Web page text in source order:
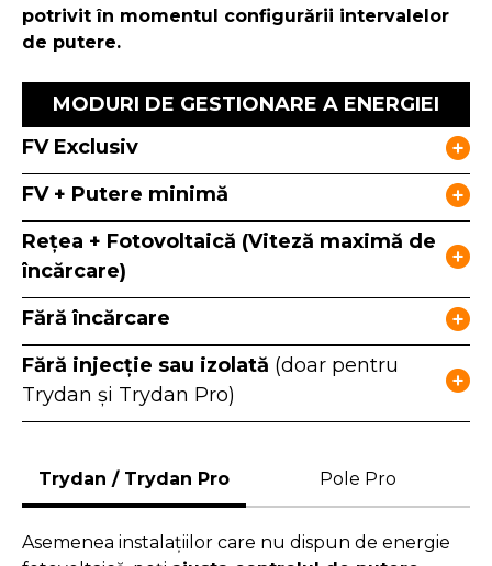
potrivit în momentul configurării intervalelor
de putere.
MODURI DE GESTIONARE A ENERGIEI
FV Exclusiv
FV + Putere minimă
Rețea + Fotovoltaică (Viteză maximă de
încărcare)
Fără încărcare
Fără injecție sau izolată (doar pentru
Trydan și Trydan Pro)
Trydan / Trydan Pro Pole Pro
Asemenea instalațiilor care nu dispun de energie